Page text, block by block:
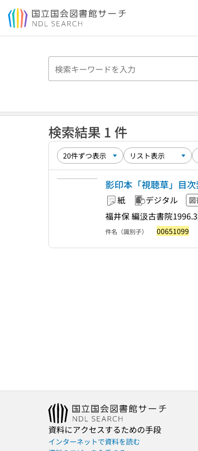
本文へ移動
検索結果 1 件
影印本「視聴草」目次
紙 デジタル 図
福井保 編汲古書院1996.3
件名（識別子） 00651099
資料にアクセスするための手段
インターネットで資料を読む